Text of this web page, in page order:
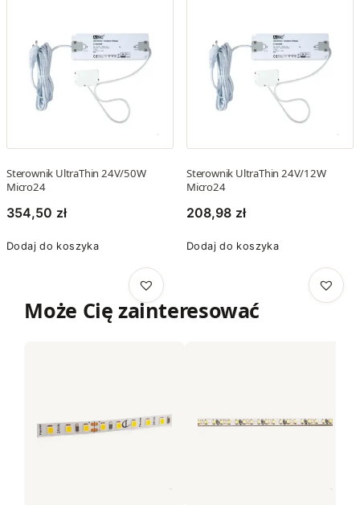
Sterownik UltraThin 24V/50W
Micro24
354,50 zł
Dodaj do koszyka
Sterownik UltraThin 24V/12W
Micro24
208,98 zł
Dodaj do koszyka
Może Cię zainteresować